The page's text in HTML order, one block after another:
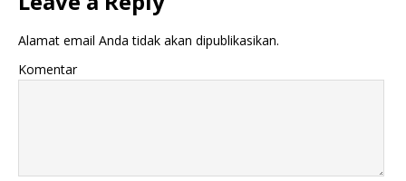
Alamat email Anda tidak akan dipublikasikan.
Komentar